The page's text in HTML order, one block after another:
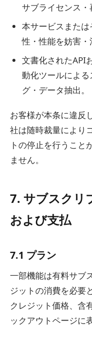
サブライセンス・
本サービスまた
性・性能を妨害・
文書化されたAPI
動化ツールによ
グ・データ抽出。
お客様が本条に違反
社は随時裁量により
トの停止を行うこと
ません。
7. サブスクリ
および支払
7.1 プラン
一部機能は有料サブ
ジットの消費を必要
クレジット価格、含
ックアウトページに